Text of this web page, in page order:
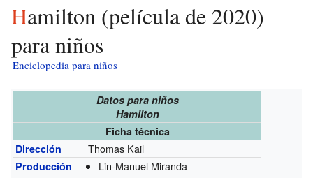
Hamilton (película de 2020)
para niños
Enciclopedia para niños
Datos para niños
Hamilton
Ficha técnica
Dirección
Thomas Kail
Producción
Lin-Manuel Miranda